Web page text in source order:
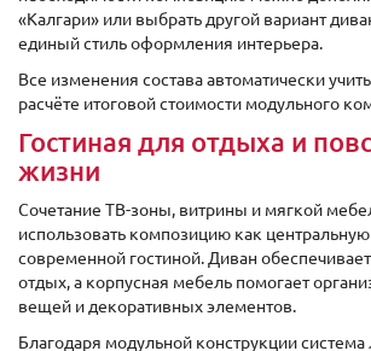
«Калгари» или выбрать другой вариант
единый стиль оформления интерьера.
Все изменения состава автоматически
расчёте итоговой стоимости модульного
Гостиная для отдыха и
жизни
Сочетание ТВ-зоны, витрины и мягкой
использовать композицию как центральную
современной гостиной. Диван
отдых, а корпусная мебель помогает
вещей и декоративных элементов.
Благодаря модульной конструкции система